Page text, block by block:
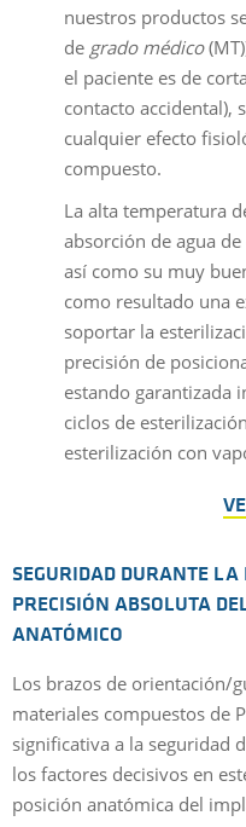
nuestros productos
de grado médico
el paciente es de
contacto accidental),
cualquier efecto
compuesto.
La alta temperatura
absorción de agua de
así como su muy
como resultado una
soportar la
precisión de
estando garantizada
ciclos de
esterilización con
SEGURIDAD DURANTE
PRECISIÓN ABSOLUTA
ANATÓMICO
Los brazos de orientación/
materiales compuestos de
significativa a la seguridad
los factores decisivos en
posición anatómica del